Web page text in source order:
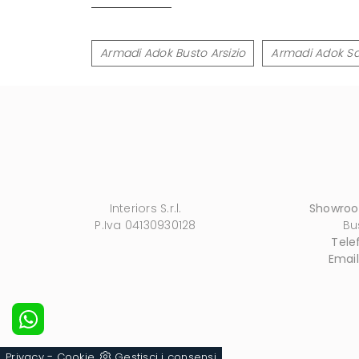
Armadi Adok Busto Arsizio Armadi Adok
Interiors S.r.l.
P.Iva 04130930128